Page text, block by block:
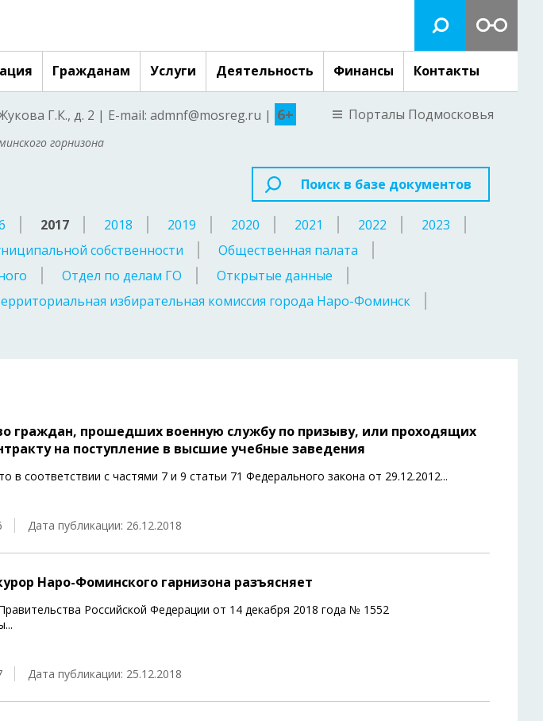
Гражданам Услуги Деятельность Финансы Контакты
Г.К., д. 2 | E-mail: admnf@mosreg.ru | 6+ Порталы Подмосковья
горнизона
Поиск в базе документов
2017 2018 2019 2020 2021 2022
2023
собственности
Общественная палата
Отдел по делам ГО
Открытые данные
избирательная комиссия города Наро-Фоминск
граждан, прошедших военную службу по призыву, или проходящих
на поступление в высшие учебные заведения
в соответствии с частями 7 и 9 статьи 71 Федерального закона от 29.12.2012...
Дата публикации: 26.12.2018
Наро-Фоминского гарнизона разъясняет
Российской Федерации от 14 декабря 2018 года № 1552
...
Дата публикации: 25.12.2018